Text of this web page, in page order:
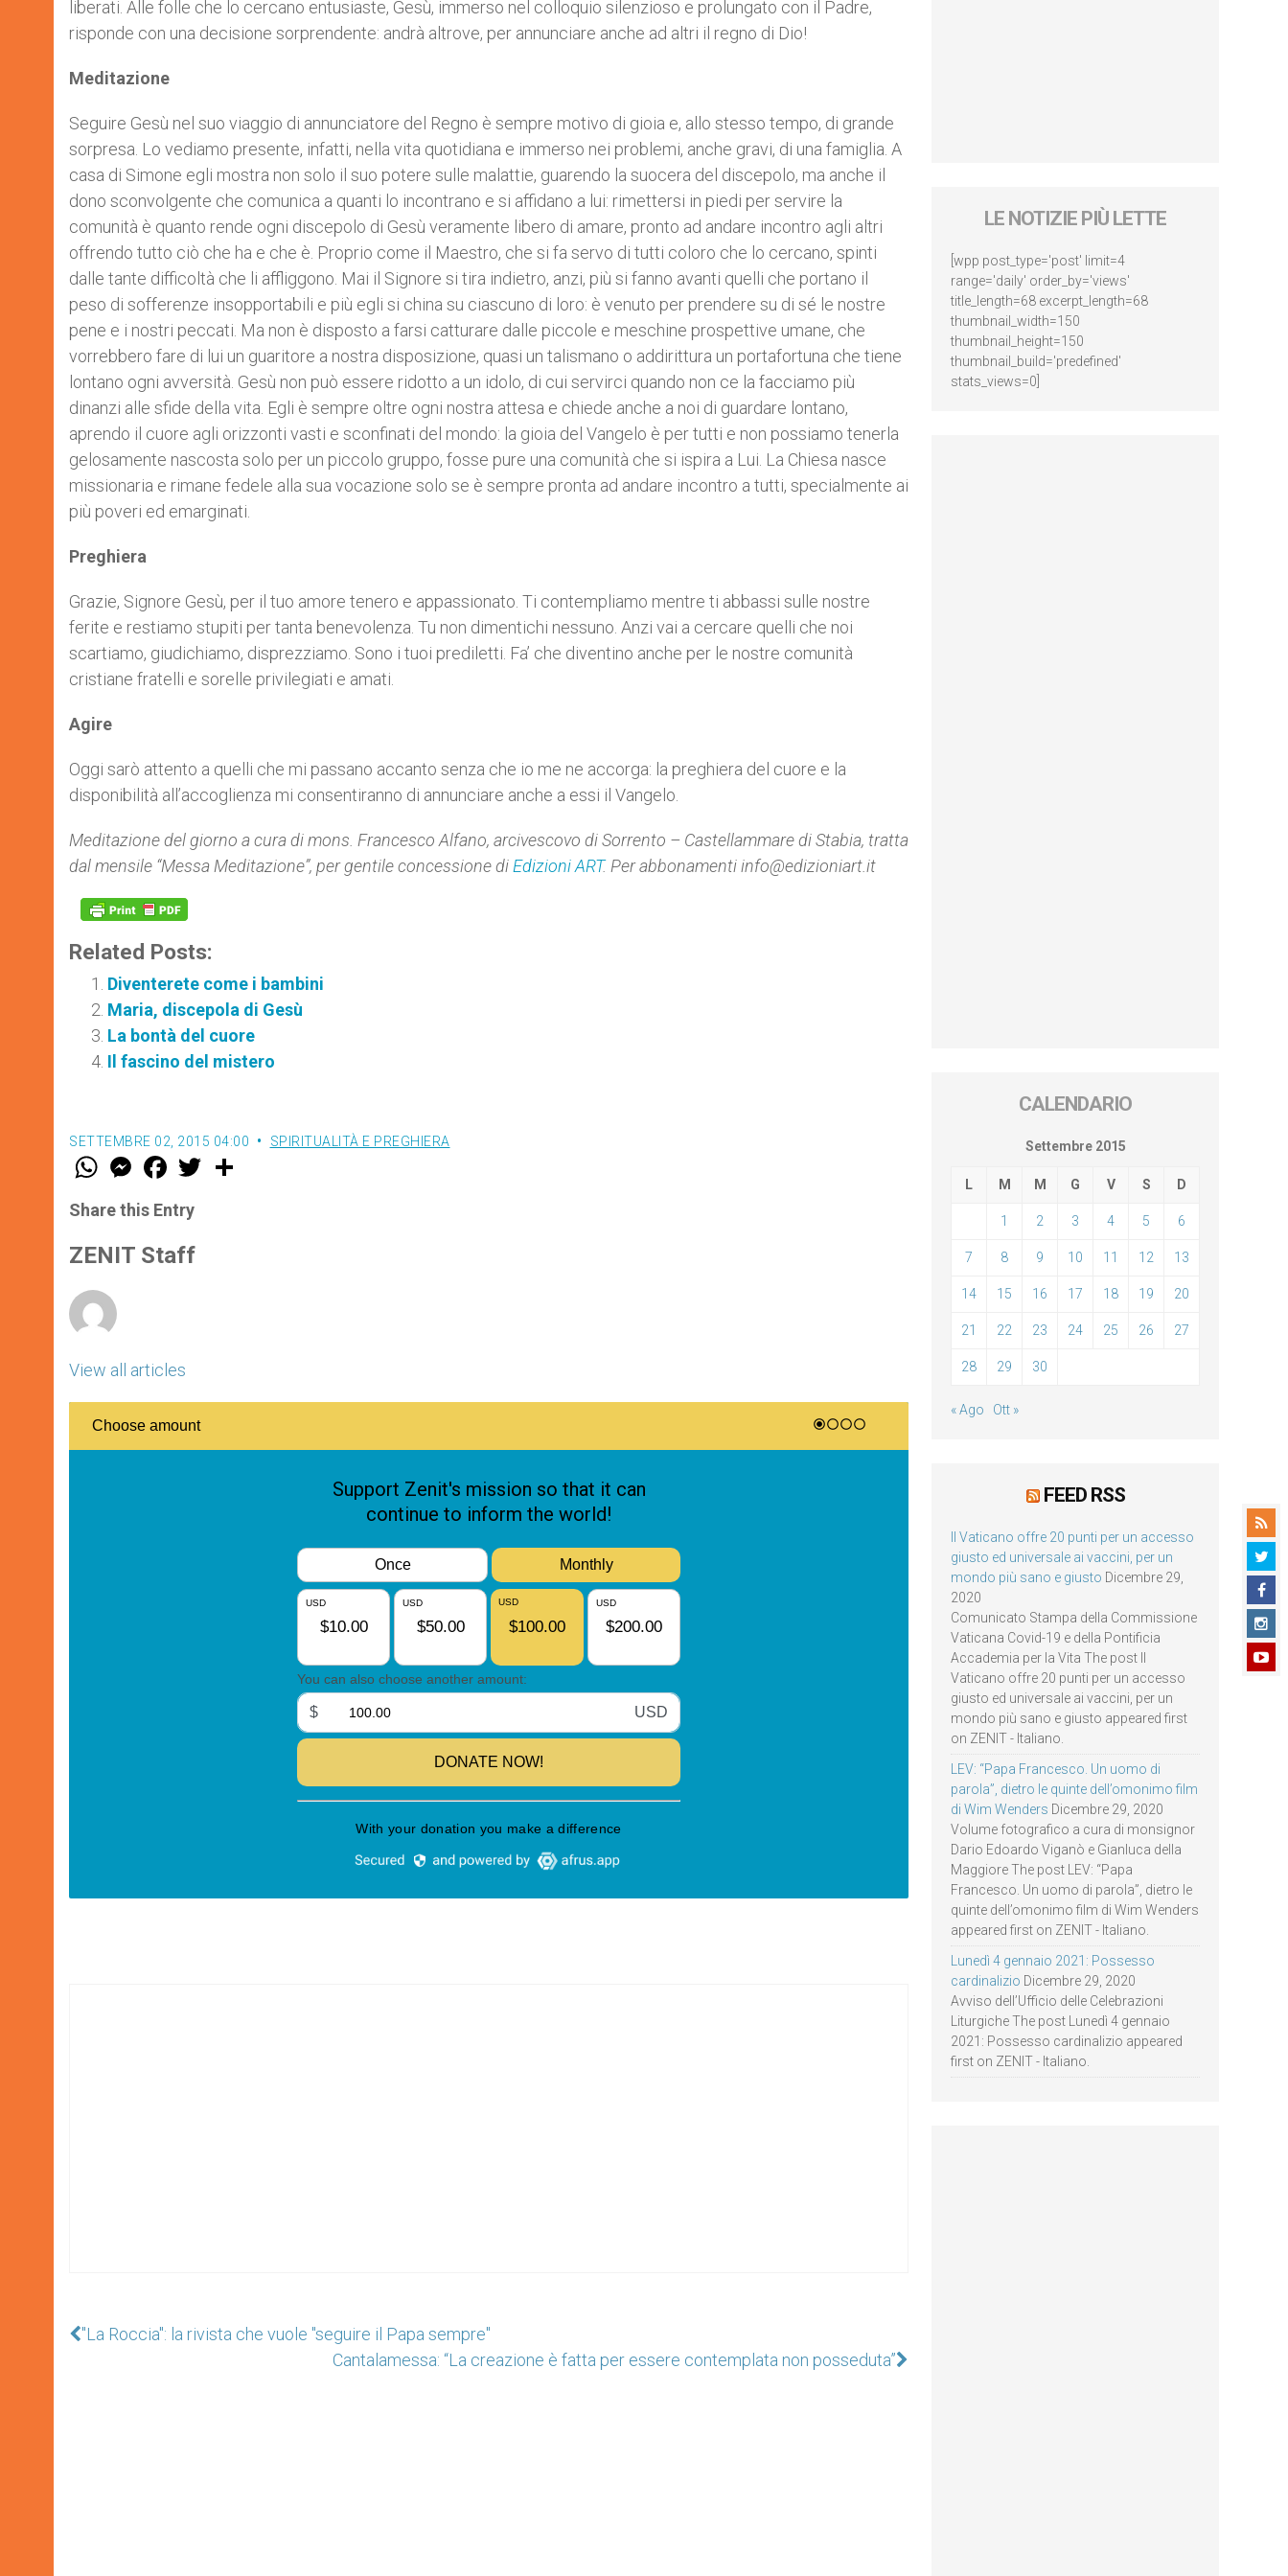
liberati. Alle folle che lo cercano entusiaste, Gesù, immerso nel colloquio silenzioso e prolungato con il Padre,
risponde con una decisione sorprendente: andrà altrove, per annunciare anche ad altri il regno di Dio!
Meditazione
Seguire Gesù nel suo viaggio di annunciatore del Regno è sempre motivo di gioia e, allo stesso tempo, di grande
sorpresa. Lo vediamo presente, infatti, nella vita quotidiana e immerso nei problemi, anche gravi, di una famiglia. A
casa di Simone egli mostra non solo il suo potere sulle malattie, guarendo la suocera del discepolo, ma anche il
dono sconvolgente che comunica a quanti lo incontrano e si affidano a lui: rimettersi in piedi per servire la
comunità è quanto rende ogni discepolo di Gesù veramente libero di amare, pronto ad andare incontro agli altri
offrendo tutto ciò che ha e che è. Proprio come il Maestro, che si fa servo di tutti coloro che lo cercano, spinti
dalle tante difficoltà che li affliggono. Mai il Signore si tira indietro, anzi, più si fanno avanti quelli che portano il
peso di sofferenze insopportabili e più egli si china su ciascuno di loro: è venuto per prendere su di sé le nostre
pene e i nostri peccati. Ma non è disposto a farsi catturare dalle piccole e meschine prospettive umane, che
vorrebbero fare di lui un guaritore a nostra disposizione, quasi un talismano o addirittura un portafortuna che tiene
lontano ogni avversità. Gesù non può essere ridotto a un idolo, di cui servirci quando non ce la facciamo più
dinanzi alle sfide della vita. Egli è sempre oltre ogni nostra attesa e chiede anche a noi di guardare lontano,
aprendo il cuore agli orizzonti vasti e sconfinati del mondo: la gioia del Vangelo è per tutti e non possiamo tenerla
gelosamente nascosta solo per un piccolo gruppo, fosse pure una comunità che si ispira a Lui. La Chiesa nasce
missionaria e rimane fedele alla sua vocazione solo se è sempre pronta ad andare incontro a tutti, specialmente ai
più poveri ed emarginati.
Preghiera
Grazie, Signore Gesù, per il tuo amore tenero e appassionato. Ti contempliamo mentre ti abbassi sulle nostre
ferite e restiamo stupiti per tanta benevolenza. Tu non dimentichi nessuno. Anzi vai a cercare quelli che noi
scartiamo, giudichiamo, disprezziamo. Sono i tuoi prediletti. Fa’ che diventino anche per le nostre comunità
cristiane fratelli e sorelle privilegiati e amati.
Agire
Oggi sarò attento a quelli che mi passano accanto senza che io me ne accorga: la preghiera del cuore e la
disponibilità all’accoglienza mi consentiranno di annunciare anche a essi il Vangelo.
Meditazione del giorno a cura di mons. Francesco Alfano, arcivescovo di Sorrento – Castellammare di Stabia, tratta
dal mensile “Messa Meditazione”, per gentile concessione di Edizioni ART. Per abbonamenti info@edizioniart.it
Related Posts:
Diventerete come i bambini
Maria, discepola di Gesù
La bontà del cuore
Il fascino del mistero
SETTEMBRE 02, 2015 04:00 SPIRITUALITÀ E PREGHIERA
W
t
s
p
p
M
e
s
e
g
e
F
a
e
b
o
k
w
Share this Entry
ZENIT Staff
View all articles
"La Roccia": la rivista che vuole "seguire il Papa sempre"
Cantalamessa: “La creazione è fatta per essere contemplata non posseduta”
LE NOTIZIE PIÙ LETTE
[wpp post_type='post' limit=4
range='daily' order_by='views'
title_length=68 excerpt_length=68
thumbnail_width=150
thumbnail_height=150
thumbnail_build='predefined'
stats_views=0]
CALENDARIO
Settembre 2015
L M M G V S D
1 2 3 4 5 6
7 8 9 10 11 12 13
14 15 16 17 18 19 20
21 22 23 24 25 26 27
28 29 30
« Ago Ott »
FEED RSS
Il Vaticano offre 20 punti per un accesso
giusto ed universale ai vaccini, per un
mondo più sano e giusto Dicembre 29,
2020
Comunicato Stampa della Commissione
Vaticana Covid-19 e della Pontificia
Accademia per la Vita The post Il
Vaticano offre 20 punti per un accesso
giusto ed universale ai vaccini, per un
mondo più sano e giusto appeared first
on ZENIT - Italiano.
LEV: “Papa Francesco. Un uomo di
parola”, dietro le quinte dell’omonimo film
di Wim Wenders Dicembre 29, 2020
Volume fotografico a cura di monsignor
Dario Edoardo Viganò e Gianluca della
Maggiore The post LEV: “Papa
Francesco. Un uomo di parola”, dietro le
quinte dell’omonimo film di Wim Wenders
appeared first on ZENIT - Italiano.
Lunedì 4 gennaio 2021: Possesso
cardinalizio Dicembre 29, 2020
Avviso dell’Ufficio delle Celebrazioni
Liturgiche The post Lunedì 4 gennaio
2021: Possesso cardinalizio appeared
first on ZENIT - Italiano.